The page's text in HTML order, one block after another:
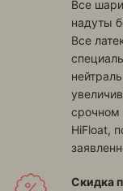
Все
надуты
Все
срочном
HiFloat,
Скидка